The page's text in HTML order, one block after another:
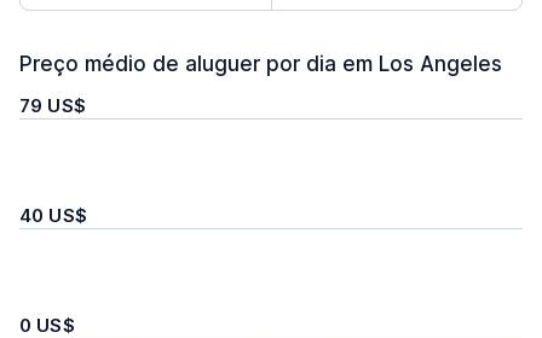
Preço médio de aluguer por dia em Los Angeles
79 US$
40 US$
0 US$